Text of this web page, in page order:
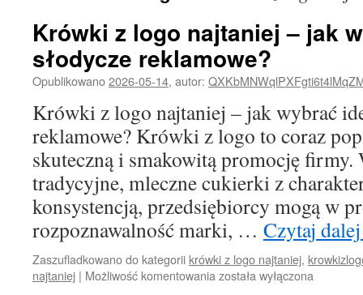
Krówki z logo najtaniej – jak
słodycze reklamowe?
Opublikowano2026-05-14, autor:
Krówki z logo najtaniej – jak wybrać
reklamowe? Krówki z logo to coraz
skuteczną i smakowitą promocję firmy.
tradycyjne, mleczne cukierki z
konsystencją, przedsiębiorcy mogą w
rozpoznawalność marki, … Czytaj
Zaszufladkowano do kategorii krówki z logo najtaniej,
najtaniej | Możliwość komentowania Krówki
została wyłączona